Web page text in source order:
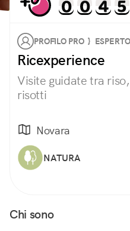
PROFILO PRO }
Ricexperience
Visite guidate tra
risotti
Novara
NATURA
Chi sono